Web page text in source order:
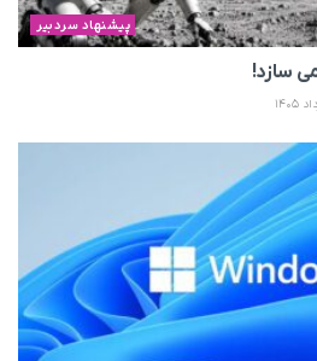
پیشنهاد سردبیر
سازد!